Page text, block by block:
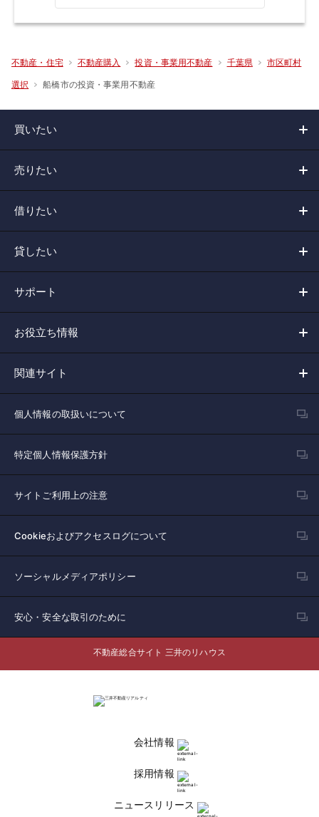
不動産・住宅 不動産購入 投資・事業用不動産 千葉県 市区町村
選択 船橋市の投資・事業用不動産
買いたい
売りたい
借りたい
貸したい
サポート
お役立ち情報
関連サイト
個人情報の取扱いについて
特定個人情報保護方針
サイトご利用上の注意
Cookieおよびアクセスログについて
ソーシャルメディアポリシー
安心・安全な取引のために
不動産総合サイト 三井のリハウス
会社情報
採用情報
ニュースリリース